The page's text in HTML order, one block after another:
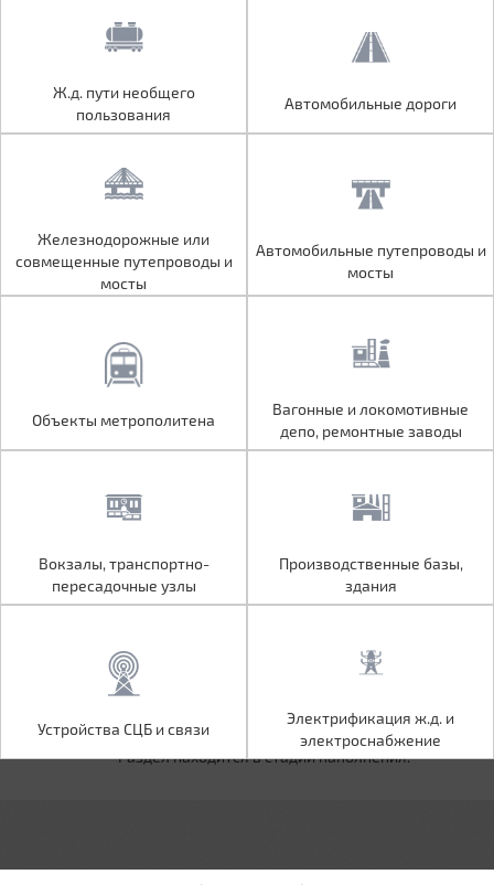
Ж.д. пути необщего
пользования
Автомобильные дороги
Железнодорожные или
совмещенные путепроводы и
мосты
Автомобильные путепроводы и
мосты
Вагонные и локомотивные
Вокзалы, транспортно-
пересадочные узлы
Производственные базы,
Электрификация ж.д. и
электроснабжение
Ж.д. пути необщего
пользования
Автомобильные дороги
Железнодорожные или
совмещенные путепроводы и
мосты
Автомобильные путепроводы и
мосты
Объекты метрополитена
Вагонные и локомотивные
депо, ремонтные заводы
Вокзалы, транспортно-
пересадочные узлы
Производственные базы,
здания
Устройства СЦБ и связи
Электрификация ж.д. и
электроснабжение
Раздел находится в стадии наполнения.